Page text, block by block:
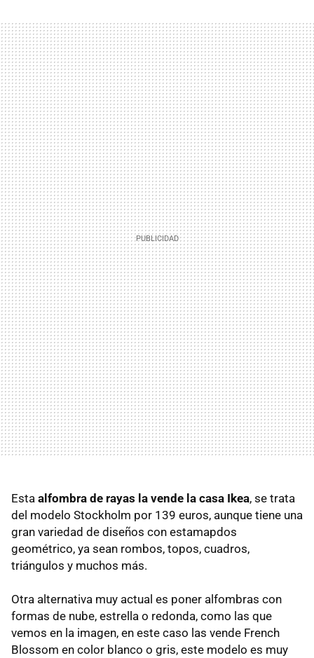
Esta alfombra de rayas la vende la casa Ikea, se trata
del modelo Stockholm por 139 euros, aunque tiene una
gran variedad de diseños con estamapdos
geométrico, ya sean rombos, topos, cuadros,
triángulos y muchos más.
Otra alternativa muy actual es poner alfombras con
formas de nube, estrella o redonda, como las que
vemos en la imagen, en este caso las vende French
Blossom en color blanco o gris, este modelo es muy